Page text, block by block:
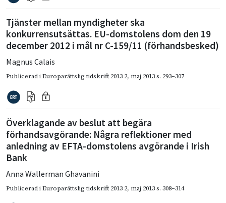
Tjänster mellan myndigheter ska
konkurrensutsättas. EU-domstolens dom den 19
december 2012 i mål nr C-159/11 (förhandsbesked)
Magnus Calais
Publicerad iEuroparättslig tidskrift 2013 2, maj 2013s. 293–307
Överklagande av beslut att begära
förhandsavgörande: Några reflektioner med
anledning av EFTA-domstolens avgörande i Irish
Bank
Anna Wallerman Ghavanini
Publicerad iEuroparättslig tidskrift 2013 2, maj 2013s. 308–314